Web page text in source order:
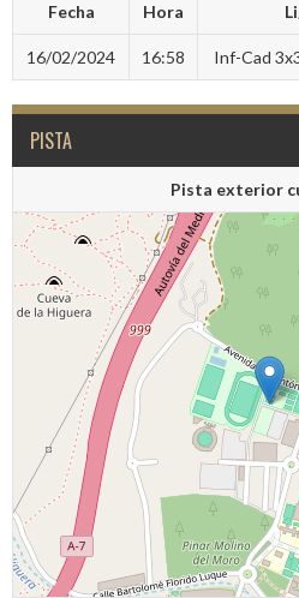
Fecha Hora
16/02/2024 16:58 Inf-Cad
PISTA
Pista exterior